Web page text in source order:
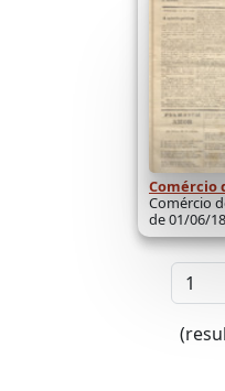
Comércio
Comércio
de 01/06/